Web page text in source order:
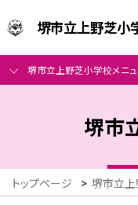
堺市立上野芝小
堺市立上野芝小学校メニ
堺市
トップページ > 堺市立